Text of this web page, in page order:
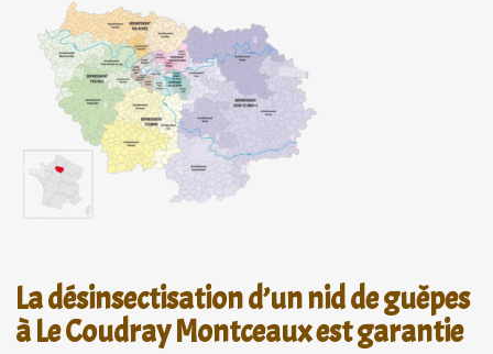
La désinsectisation d’un nid de guêpes
à Le Coudray Montceaux est garantie